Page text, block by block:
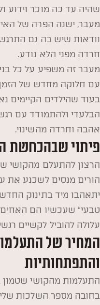
שהיה עד כה מוכר וידוע
מעבר, ישנה הפרה של
וודאות שיש בה גם
חרדה מפני הלא נודע.
מעבר זה משפיע על כל
עם חלוקה מחדש של
בעוד שהילדים הקיימים
הבלעדי ולהתמודד עם
אהבה וחרדה מהשינוי.
פיתוי שבהכחשת
הרצון להתעלם מהקושי
הורים מנסים לשכנע את
יתאהבו מיד בתינוק
טבעי" שעכשיו הם האחים
עלולה להוביל לקשיים
המחיר של
והתפתחותיות
התעלמות מהקושי
בחובה מספר השלכות